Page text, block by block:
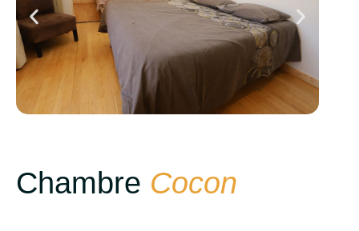
Chambre Cocon